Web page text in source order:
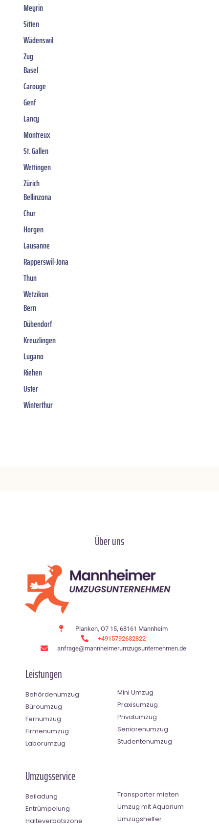
Meyrin
Sitten
Wädenswil
Zug
Basel
Carouge
Genf
Lancy
Montreux
St. Gallen
Wettingen
Zürich
Bellinzona
Chur
Horgen
Lausanne
Rapperswil-Jona
Thun
Wetzikon
Bern
Dübendorf
Kreuzlingen
Lugano
Riehen
Uster
Winterthur
Über uns
Planken, O7 15, 68161 Mannheim
+4915792632822
anfrage@mannheimerumzugsunternehmen.de
Leistungen
Behördenumzug
Büroumzug
Fernumzug
Firmenumzug
Laborumzug
Mini Umzug
Praxisumzug
Privatumzug
Seniorenumzug
Studentenumzug
Umzugsservice
Beiladung
Entrümpelung
Halteverbotszone
Transporter mieten
Umzug mit Aquarium
Umzugshelfer